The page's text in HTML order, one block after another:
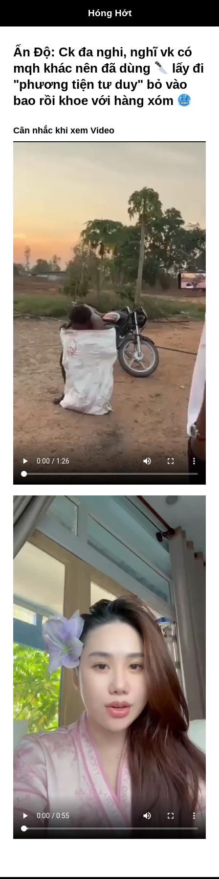
Hóng Hớt
Ấn Độ: Ck đa nghi, nghĩ vk có
mqh khác nên đã dùng
lấy đi
"phương tiện tư duy" bỏ vào
bao rồi khoe với hàng xóm
Cân nhắc khi xem Video